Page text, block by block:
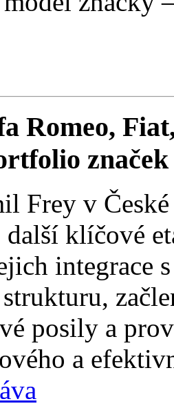
Romeo,
Frey v
další klíčové
integrace
posily a
a